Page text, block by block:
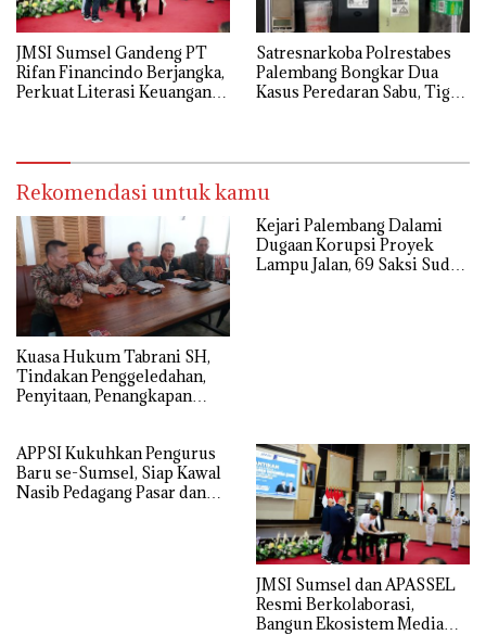
JMSI Sumsel Gandeng PT
Rifan Financindo Berjangka,
Perkuat Literasi Keuangan
Satresnarkoba Polrestabes
Palembang Bongkar Dua
Kasus Peredaran Sabu, Tiga
Rekomendasi untuk kamu
‎Kuasa Hukum Tabrani SH,
Tindakan Penggeledahan,
Penyitaan, Penangkapan
Melalui Mekanisme
Praperadilan
Kejari Palembang Dalami
Dugaan Korupsi Proyek
Lampu Jalan, 69 Saksi Sudah
APPSI Kukuhkan Pengurus
Baru se-Sumsel, Siap Kawal
Nasib Pedagang Pasar dan
JMSI Sumsel dan APASSEL
Resmi Berkolaborasi,
Bangun Ekosistem Media